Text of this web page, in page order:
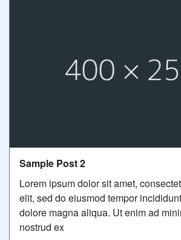
Sample Post 2
Lorem ipsum dolor sit amet,
elit, sed do eiusmod tempor
dolore magna aliqua. Ut enim ad
nostrud ex